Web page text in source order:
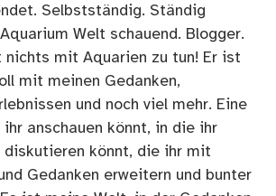
Selbstständig. Ständig
Welt schauend. Blogger.
nichts mit Aquarien zu tun! Er ist
mit meinen Gedanken,
und noch viel mehr. Eine
anschauen könnt, in die ihr
diskutieren könnt, die ihr mit
Gedanken erweitern und bunter